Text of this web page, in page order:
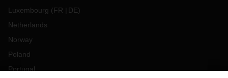
Luxembourg (FR DE)
Netherlands
Norway
Poland
Portugal